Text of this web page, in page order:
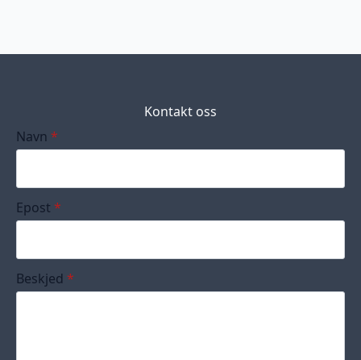
Kontakt oss
Navn *
Epost *
Beskjed *